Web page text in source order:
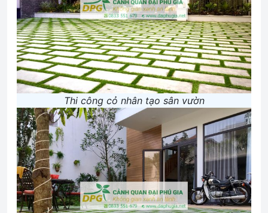
Thi công cỏ nhân tạo sân vườn